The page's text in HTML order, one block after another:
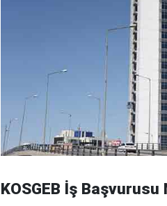
KOSGEB İş Başvurusu